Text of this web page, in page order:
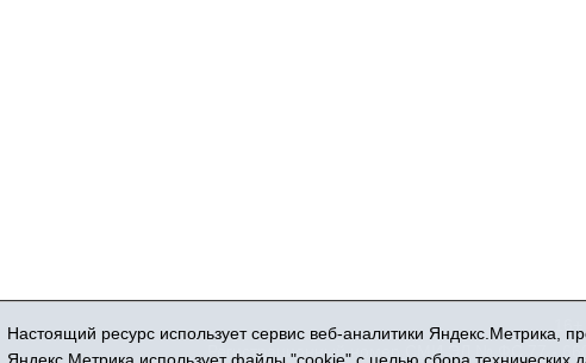
Регистрационный номер СМИ ЭЛ № ФС 77 -
Настоящий ресурс использует сервис веб-аналитики